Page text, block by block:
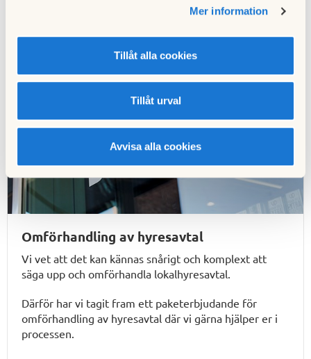
Mer information
Tillåt alla cookies
Tillåt urval
Avvisa alla cookies
Omförhandling av hyresavtal
Vi vet att det kan kännas snårigt och komplext att
säga upp och omförhandla lokalhyresavtal.
Därför har vi tagit fram ett paketerbjudande för
omförhandling av hyresavtal där vi gärna hjälper er i
processen.